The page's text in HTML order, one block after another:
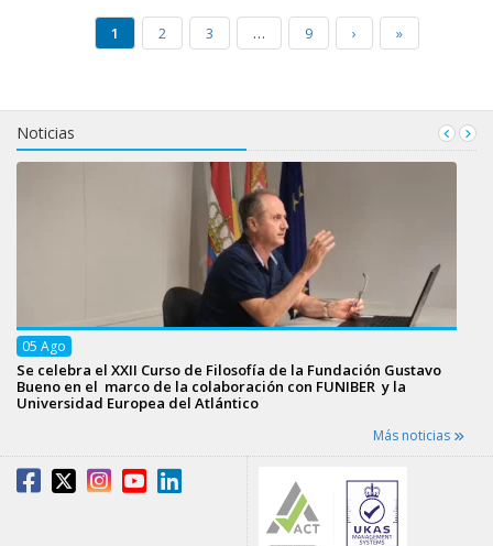
1 2 3 … 9 › »
Noticias
05 Ago
Se celebra el XXII Curso de Filosofía de la Fundación Gustavo
Bueno en el marco de la colaboración con FUNIBER y la
Universidad Europea del Atlántico
Más noticias